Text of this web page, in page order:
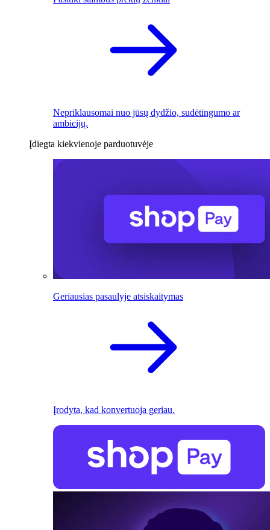
Nepriklausomai nuo jūsų dydžio, sudėtingumo ar
ambicijų.
Įdiegta kiekvienoje parduotuvėje
Geriausias pasaulyje atsiskaitymas
Įrodyta, kad konvertuoja geriau.